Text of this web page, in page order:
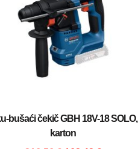
bušaći čekič GBH 18V-18 SOLO,
karton